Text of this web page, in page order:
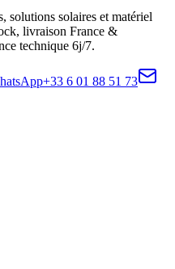
solutions solaires et matériel
livraison France &
technique 6j/7.
+33 6 01 88 51 73